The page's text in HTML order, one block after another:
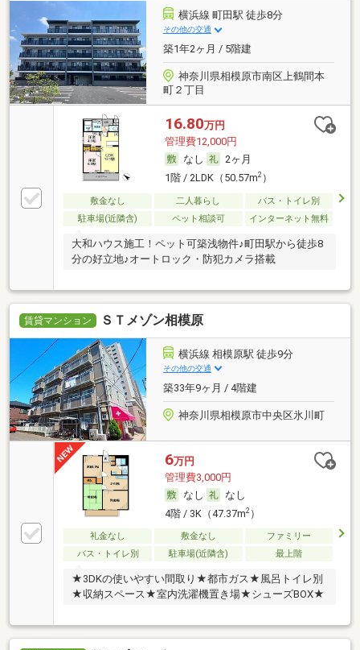
横浜線 町田駅 徒歩8分
その他の交通
築1年2ヶ月 / 5階建
神奈川県相模原市南区上鶴間本
町２丁目
16.80万円
管理費12,000円
なし
2ヶ月
1階 / 2LDK（50.57m2）
敷金なし 二人暮らし
バス・トイレ別
駐車場(近隣含)
ペット相談可 インターネット無料
大和ハウス施工！ペット可築浅物件♪町田駅から徒歩8
分の好立地♪オートロック・防犯カメラ搭載
賃貸マンション ＳＴメゾン相模原
横浜線 相模原駅 徒歩9分
その他の交通
築33年9ヶ月 / 4階建
神奈川県相模原市中央区氷川町
6万円
管理費3,000円
なし
なし
4階 / 3K（47.37m2）
礼金なし 敷金なし
ファミリー
バス・トイレ別
駐車場(近隣含) 最上階
★3DKの使いやすい間取り★都市ガス★風呂トイレ別
★収納スペース★室内洗濯機置き場★シューズBOX★